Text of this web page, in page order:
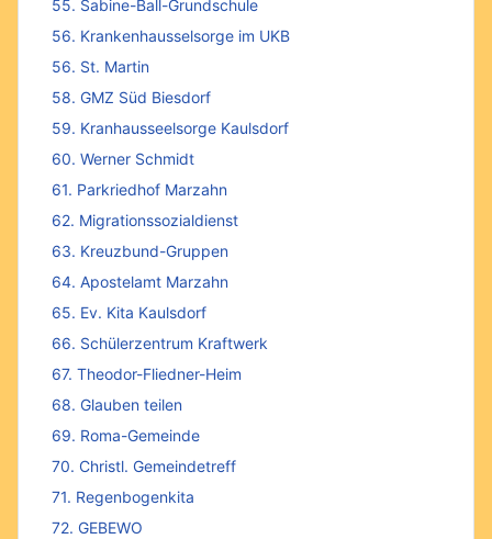
55. Sabine-Ball-Grundschule
56. Krankenhausselsorge im UKB
56. St. Martin
58. GMZ Süd Biesdorf
59. Kranhausseelsorge Kaulsdorf
60. Werner Schmidt
61. Parkriedhof Marzahn
62. Migrationssozialdienst
63. Kreuzbund-Gruppen
64. Apostelamt Marzahn
65. Ev. Kita Kaulsdorf
66. Schülerzentrum Kraftwerk
67. Theodor-Fliedner-Heim
68. Glauben teilen
69. Roma-Gemeinde
70. Christl. Gemeindetreff
71. Regenbogenkita
72. GEBEWO